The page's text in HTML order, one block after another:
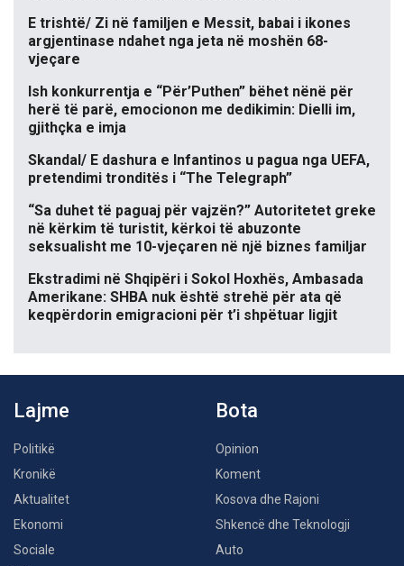
E trishtë/ Zi në familjen e Messit, babai i ikones
argjentinase ndahet nga jeta në moshën 68-
vjeçare
Ish konkurrentja e “Për’Puthen” bëhet nënë për
herë të parë, emocionon me dedikimin: Dielli im,
gjithçka e imja
Skandal/ E dashura e Infantinos u pagua nga UEFA,
pretendimi tronditës i “The Telegraph”
“Sa duhet të paguaj për vajzën?” Autoritetet greke
në kërkim të turistit, kërkoi të abuzonte
seksualisht me 10-vjeçaren në një biznes familjar
Ekstradimi në Shqipëri i Sokol Hoxhës, Ambasada
Amerikane: SHBA nuk është strehë për ata që
keqpërdorin emigracioni për t’i shpëtuar ligjit
Lajme
Politikë
Kronikë
Aktualitet
Ekonomi
Sociale
Bota
Opinion
Koment
Kosova dhe Rajoni
Shkencë dhe Teknologji
Auto